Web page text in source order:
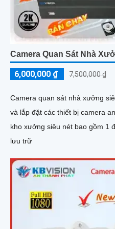
Camera Quan Sát Nhà
6,000,000 ₫ 7,500,000 ₫
Camera quan sát nhà xưởng
và lắp đặt các thiết bị camera an ninh
kho xưởng siêu nét bao gồm 1
lưu trữ